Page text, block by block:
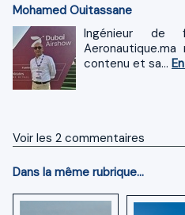
Mohamed Ouitassane
Ingénieur de
contenu et sa...
Voir les 2 commentaires
Dans la même rubrique...